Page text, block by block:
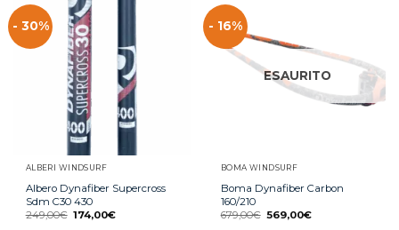
- 30%
ALBERI WINDSURF
Albero Dynafiber Supercross
Sdm C30 430
249,00€ 174,00€
- 16%
ESAURITO
BOMA WINDSURF
Boma Dynafiber Carbon
160/210
679,00€ 569,00€